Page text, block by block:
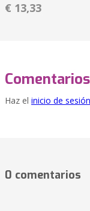
€ 13,33
Comentarios
Haz el inicio de sesión
0 comentarios